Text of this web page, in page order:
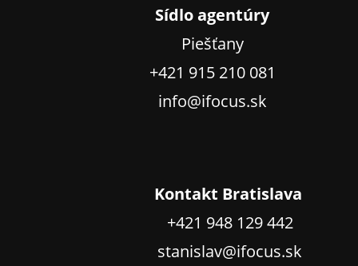
Sídlo agentúry
Piešťany
+421 915 210 081
info@ifocus.sk
Kontakt Bratislava
+421 948 129 442
stanislav@ifocus.sk